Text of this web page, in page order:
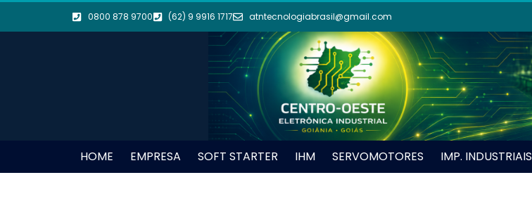
0800 878 9700 (62) 9 9916 1717 atntecnologiabrasil@gmail.com
HOME EMPRESA SOFT STARTER IHM SERVOMOTORES IMP. INDUSTRIAIS